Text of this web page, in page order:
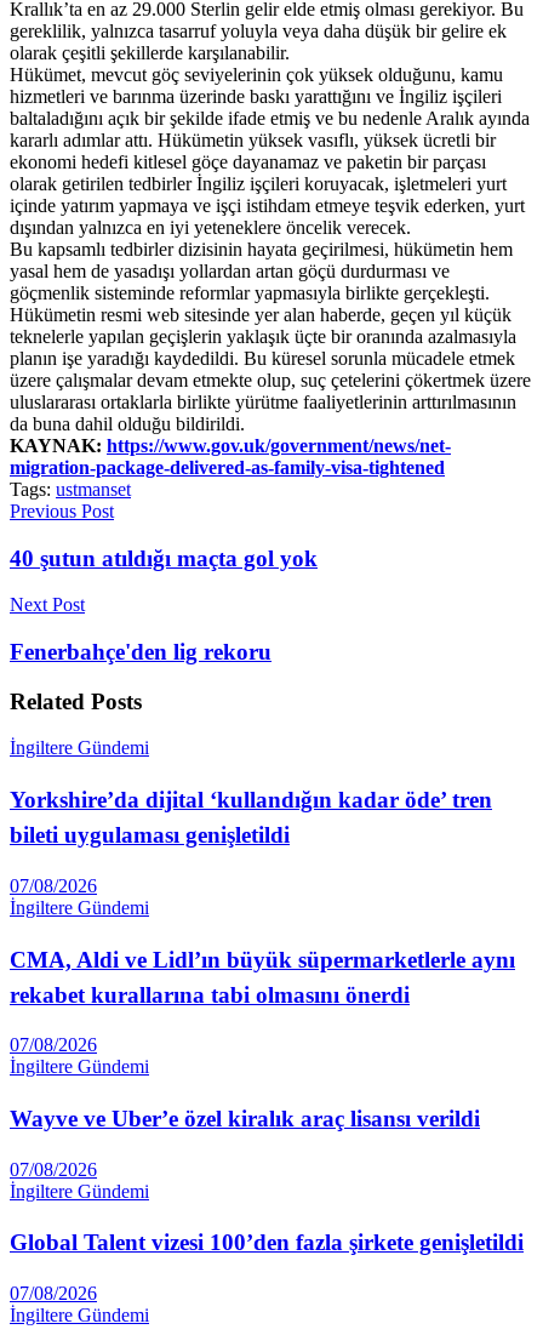
Krallık’ta en az 29.000 Sterlin gelir elde etmiş olması gerekiyor. Bu
gereklilik, yalnızca tasarruf yoluyla veya daha düşük bir gelire ek
olarak çeşitli şekillerde karşılanabilir.
Hükümet, mevcut göç seviyelerinin çok yüksek olduğunu, kamu
hizmetleri ve barınma üzerinde baskı yarattığını ve İngiliz işçileri
baltaladığını açık bir şekilde ifade etmiş ve bu nedenle Aralık ayında
kararlı adımlar attı. Hükümetin yüksek vasıflı, yüksek ücretli bir
ekonomi hedefi kitlesel göçe dayanamaz ve paketin bir parçası
olarak getirilen tedbirler İngiliz işçileri koruyacak, işletmeleri yurt
içinde yatırım yapmaya ve işçi istihdam etmeye teşvik ederken, yurt
dışından yalnızca en iyi yeteneklere öncelik verecek.
Bu kapsamlı tedbirler dizisinin hayata geçirilmesi, hükümetin hem
yasal hem de yasadışı yollardan artan göçü durdurması ve
göçmenlik sisteminde reformlar yapmasıyla birlikte gerçekleşti.
Hükümetin resmi web sitesinde yer alan haberde, geçen yıl küçük
teknelerle yapılan geçişlerin yaklaşık üçte bir oranında azalmasıyla
planın işe yaradığı kaydedildi. Bu küresel sorunla mücadele etmek
üzere çalışmalar devam etmekte olup, suç çetelerini çökertmek üzere
uluslararası ortaklarla birlikte yürütme faaliyetlerinin arttırılmasının
da buna dahil olduğu bildirildi.
KAYNAK: https://www.gov.uk/government/news/net-
migration-package-delivered-as-family-visa-tightened
Tags: ustmanset
Previous Post
40 şutun atıldığı maçta gol yok
Next Post
Fenerbahçe'den lig rekoru
Related Posts
İngiltere Gündemi
Yorkshire’da dijital ‘kullandığın kadar öde’ tren
bileti uygulaması genişletildi
07/08/2026
İngiltere Gündemi
CMA, Aldi ve Lidl’ın büyük süpermarketlerle aynı
rekabet kurallarına tabi olmasını önerdi
07/08/2026
İngiltere Gündemi
Wayve ve Uber’e özel kiralık araç lisansı verildi
07/08/2026
İngiltere Gündemi
Global Talent vizesi 100’den fazla şirkete genişletildi
07/08/2026
İngiltere Gündemi